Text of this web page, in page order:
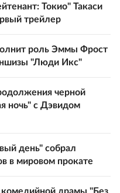
Токио" Такаси
трейлер
роль Эммы Фрост
"Люди Икс"
черной
ночь" с Дэвидом
день" собрал
в мировом прокате
комедийной драмы "Без